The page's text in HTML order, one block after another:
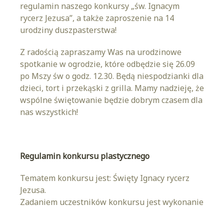
regulamin naszego konkursy „św. Ignacym
rycerz Jezusa”, a także zaproszenie na 14
urodziny duszpasterstwa!
Z radością zapraszamy Was na urodzinowe
spotkanie w ogrodzie, które odbędzie się 26.09
po Mszy św o godz. 12.30. Będą niespodzianki dla
dzieci, tort i przekąski z grilla. Mamy nadzieję, że
wspólne świętowanie będzie dobrym czasem dla
nas wszystkich!
Regulamin konkursu plastycznego
Tematem konkursu jest: Święty Ignacy rycerz
Jezusa.
Zadaniem uczestników konkursu jest wykonanie